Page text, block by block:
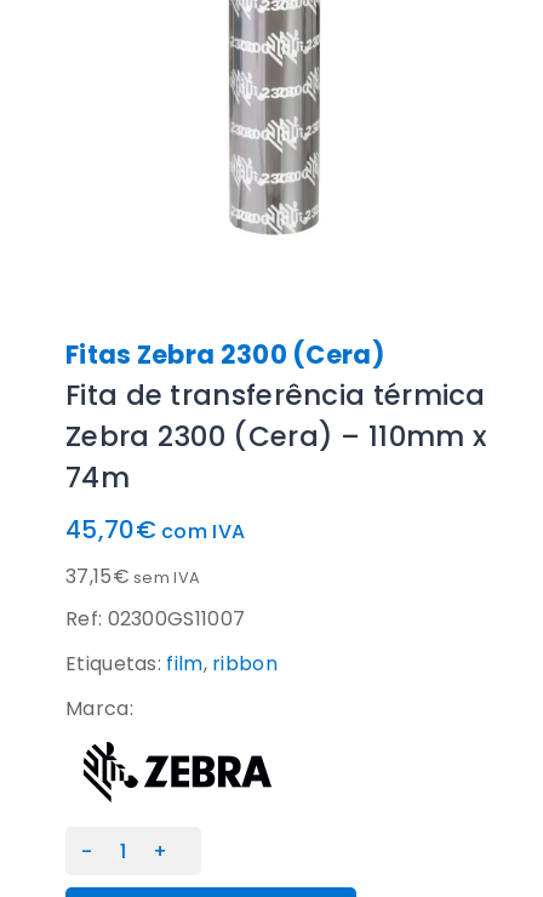
Fitas Zebra 2300 (Cera)
Fita de transferência térmica
Zebra 2300 (Cera) – 110mm x
74m
45,70€com IVA
37,15€ sem IVA
Ref: 02300GS11007
Etiquetas: film, ribbon
Marca:
Quantidade